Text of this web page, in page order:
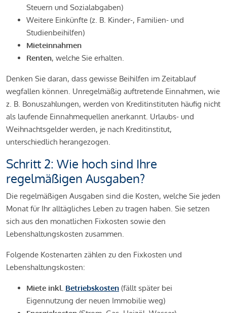
Steuern und Sozialabgaben)
Weitere Einkünfte (z. B. Kinder-, Familien- und
Studienbeihilfen)
Mieteinnahmen
Renten, welche Sie erhalten.
Denken Sie daran, dass gewisse Beihilfen im Zeitablauf
wegfallen können. Unregelmäßig auftretende Einnahmen, wie
z. B. Bonuszahlungen, werden von Kreditinstituten häufig nicht
als laufende Einnahmequellen anerkannt. Urlaubs- und
Weihnachtsgelder werden, je nach Kreditinstitut,
unterschiedlich herangezogen.
Schritt 2: Wie hoch sind Ihre
regelmäßigen Ausgaben?
Die regelmäßigen Ausgaben sind die Kosten, welche Sie jeden
Monat für Ihr alltägliches Leben zu tragen haben. Sie setzen
sich aus den monatlichen Fixkosten sowie den
Lebenshaltungskosten zusammen.
Folgende Kostenarten zählen zu den Fixkosten und
Lebenshaltungskosten:
Miete inkl. Betriebskosten (fällt später bei
Eigennutzung der neuen Immobilie weg)